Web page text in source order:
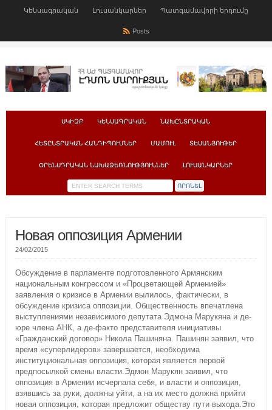
Կենսագրական Լուսանկարներ Պատգամավորի երդումը
Posts
ՍԿԻԶԲ ԿԵՆՍԱԳՐԱԿԱՆ ՆԱԽԸՆՏՐԱԿԱՆ
ՀԵՏԸՆՏՐԱԿԱՆ ՀԱՆԴԻՊՈՒՄՆԵՐ ՄԱՄՈՒԼ ՏԵՍԱՆՅՈՒԹԵՐ
ՕՐԵՆՍԴՐԱԿԱՆ ՆԱԽԱՁԵՌՆՈՒԹՅՈՒՆՆԵՐ ԼՈՒՍԱՆԿԱՐՆԵՐ
Новая оппозиция Армении
24/02/2015
Обсуждение в парламенте подготовленного Армянским
национальным конгрессом и «Процветающей Арменией»
заявления о кризисе в Армении вылилось, фактически, в
обсуждение кризиса оппозиции. Общественность впечатлена
выступлениями независимого депутата Эдмона Марукяна и де-
юре члена АНК, а де-факто представителя инициативы
«Гражданский договор» Никола Пашиняна. Пашинян заявил, что
время «суперлидеров» завершается, необходима
институциональная оппозиция, которая является первой
предпосылкой смены власти.Эдмон Марукян заявил, что
оппозиция в Армении исчерпала себя, и власти и оппозиция,
взявшись за руки, должны уйти, а на их место должна прийти
новая оппозиция, которая предложит обществу пути выхода.Это